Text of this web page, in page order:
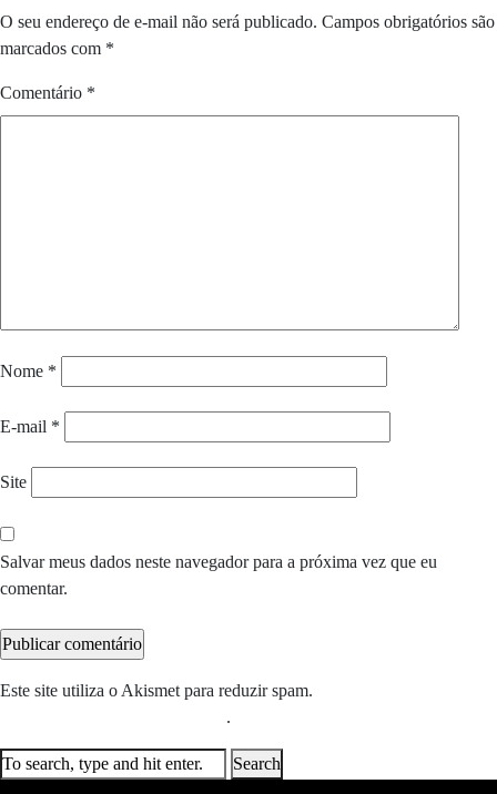
O seu endereço de e-mail não será publicado. Campos obrigatórios são
marcados com *
Comentário *
Nome *
E-mail *
Site
Salvar meus dados neste navegador para a próxima vez que eu
comentar.
Este site utiliza o Akismet para reduzir spam.
.
Search